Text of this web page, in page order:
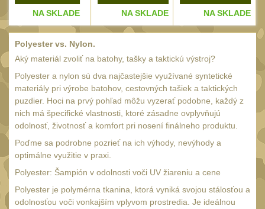
.357 .38 (9mm)
19119
Náradie a nástroje 33
AR15 19
AK47
.22 7
.243 .260 (6.5mm)
.270 .280 (7mm)7
.30 .308 (7.62mm)
NA SKLADE NA SKLADE NA SKLADE
Polyester vs. Nylon.
Aký materiál zvoliť na batohy, tašky a taktickú výstroj?
Polyester a nylon sú dva najčastejšie využívané syntetické
materiály pri výrobe batohov, cestovných tašiek a taktických
puzdier. Hoci na prvý pohľad môžu vyzerať podobne, každý z
nich má špecifické vlastnosti, ktoré zásadne ovplyvňujú
odolnosť, životnosť a komfort pri nosení finálneho produktu.
Poďme sa podrobne pozrieť na ich výhody, nevýhody a
optimálne využitie v praxi.
Polyester: Šampión v odolnosti voči UV žiareniu a cene
Polyester je polymérna tkanina, ktorá vyniká svojou stálosťou a
odolnosťou voči vonkajším vplyvom prostredia. Je ideálnou